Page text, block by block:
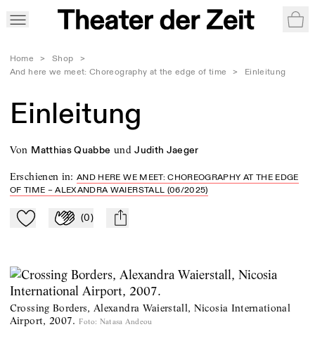
Home > Shop
>
And here we meet: Choreography at the edge of time
> Einleitung
Einleitung
von Matthias Quabbe und Judith Jaeger
Erschienen in:AND HERE WE MEET: CHOREOGRAPHY AT THE EDGE
OF TIME – ALEXANDRA WAIERSTALL (06/2025)
Zu Mein-TdZ hinzufügen
Applaudieren
(0) mail
Crossing Borders, Alexandra Waierstall, Nicosia International
Airport, 2007. Foto: Natasa Andeou